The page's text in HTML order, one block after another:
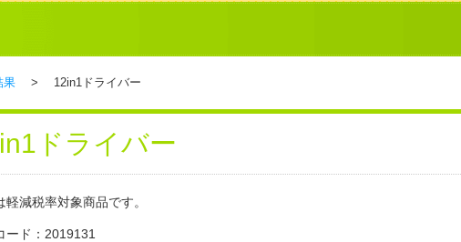
果 > 12in1ドライバー
ドライバー
減税率対象商品です。
ード：2019131